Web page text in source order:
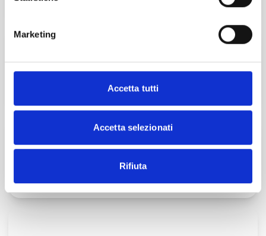
Marketing
Accetta tutti
Accetta selezionati
Rifiuta
SCOPRI DI PIÙ